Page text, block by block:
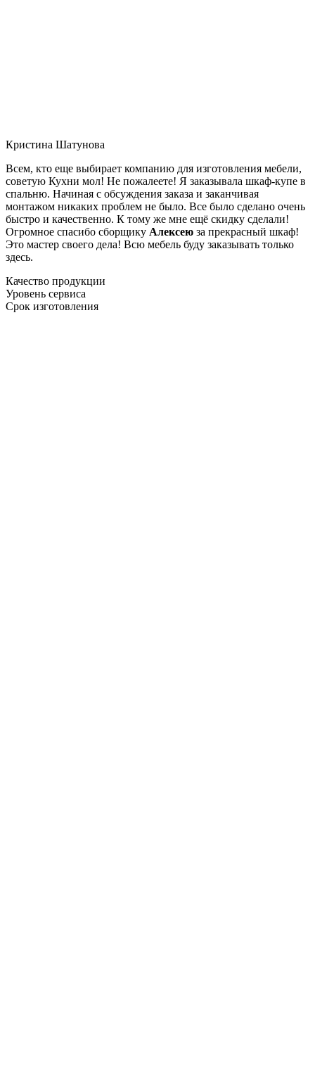
Кристина Шатунова
Всем, кто еще выбирает компанию для изготовления мебели,
советую Кухни мол! Не пожалеете! Я заказывала шкаф-купе в
спальню. Начиная с обсуждения заказа и заканчивая
монтажом никаких проблем не было. Все было сделано очень
быстро и качественно. К тому же мне ещё скидку сделали!
Огромное спасибо сборщику Алексею за прекрасный шкаф!
Это мастер своего дела! Всю мебель буду заказывать только
здесь.
Качество продукции
Уровень сервиса
Срок изготовления